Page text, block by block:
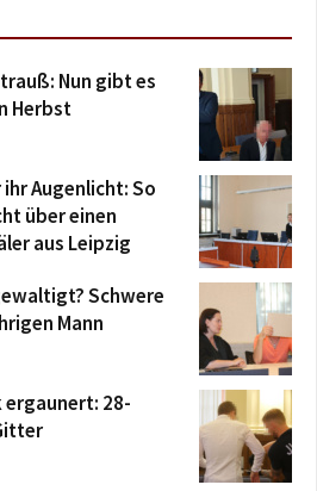
Nun gibt es
Herbst
Augenlicht: So
über einen
aus Leipzig
Schwere
Mann
28-